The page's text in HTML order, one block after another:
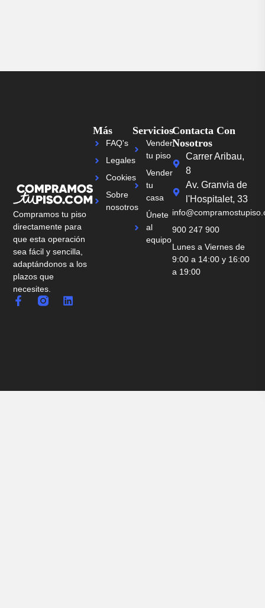
Compramos tu piso
directamente para
que esta operación
sea fácil y sencilla,
adaptándonos a los
plazos que
necesites.
Servicios
Vender
tu piso
Vender
tu
casa
Únete
al
equipo
Más
FAQ's
Legales
Cookies
Sobre
nosotros
Contacta Con
Nosotros
Carrer Aribau,
8
Av. Granvia de
l'Hospitalet, 33
900 247 900
Lunes a Viernes de
9:00 a 14:00 y 16:00
a 19:00